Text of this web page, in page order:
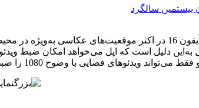
بیستمین سالگرد
این تغییر باید باعث شود تا دوربین مدل‌های پرو آیفون 16